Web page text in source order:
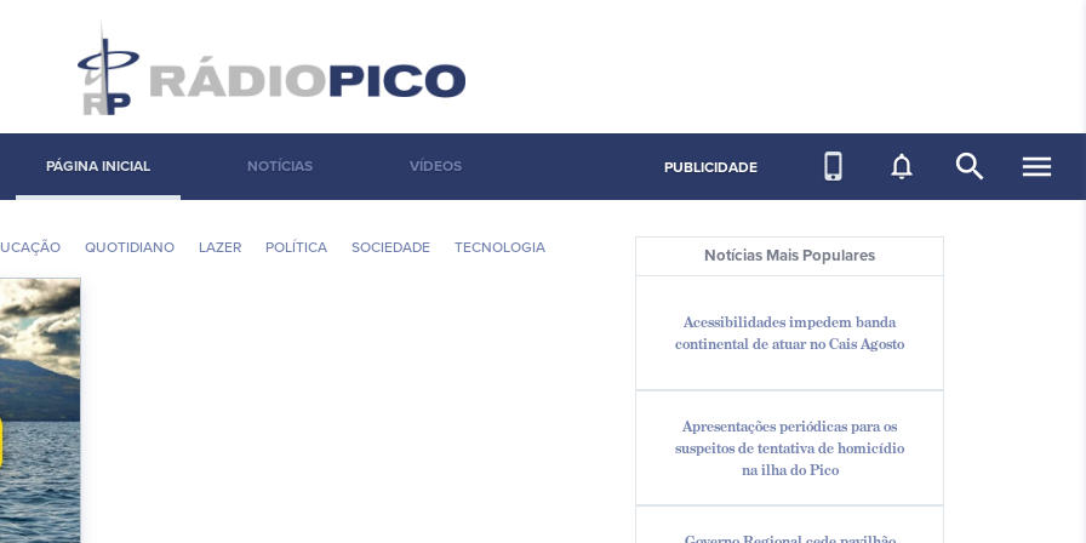
PÁGINA INICIAL NOTÍCIAS VÍDEOS PUBLICIDADE phone_iphone notifications_none search menu
QUOTIDIANO LAZER POLÍ­TICA SOCIEDADE TECNOLOGIA Notícias Mais Populares
Acessibilidades impedem banda
continental de atuar no Cais Agosto
Apresentações periódicas para os
suspeitos de tentativa de homicídio
na ilha do Pico